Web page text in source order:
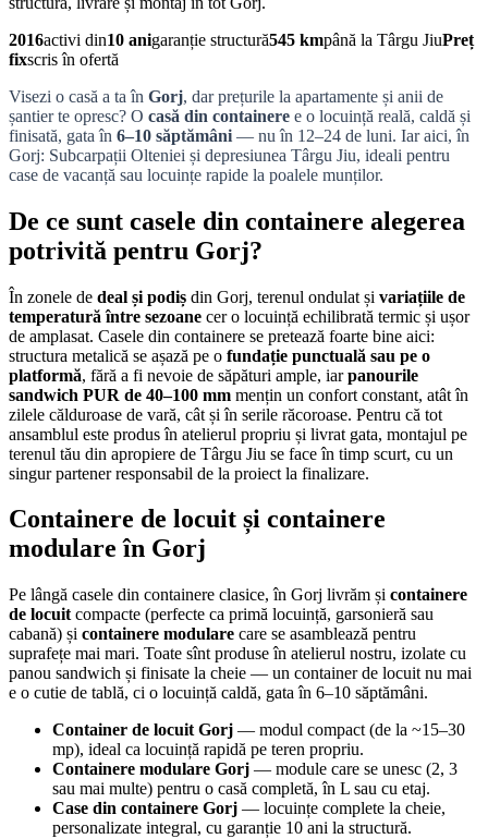
2016activi din10 anigaranție structură545 kmpână la Târgu JiuPreț
fixscris în ofertă
Visezi o casă a ta în Gorj, dar prețurile la apartamente și anii de
șantier te opresc? O casă din containere e o locuință reală, caldă și
finisată, gata în 6–10 săptămâni — nu în 12–24 de luni. Iar aici, în
Gorj: Subcarpații Olteniei și depresiunea Târgu Jiu, ideali pentru
case de vacanță sau locuințe rapide la poalele munților.
De ce sunt casele din containere alegerea
potrivită pentru Gorj?
În zonele de deal și podiș din Gorj, terenul ondulat și variațiile de
temperatură între sezoane cer o locuință echilibrată termic și ușor
de amplasat. Casele din containere se pretează foarte bine aici:
structura metalică se așază pe o fundație punctuală sau pe o
platformă, fără a fi nevoie de săpături ample, iarpanourile
sandwich PUR de 40–100 mm mențin un confort constant, atât în
zilele călduroase de vară, cât și în serile răcoroase. Pentru că tot
ansamblul este produs în atelierul propriu și livrat gata, montajul pe
terenul tău din apropiere de Târgu Jiu se face în timp scurt, cu un
singur partener responsabil de la proiect la finalizare.
Containere de locuit și containere
modulare în Gorj
Pe lângă casele din containere clasice, în Gorj livrăm și containere
de locuit compacte (perfecte ca primă locuință, garsonieră sau
cabană) și containere modulare care se asamblează pentru
suprafețe mai mari. Toate sînt produse în atelierul nostru, izolate cu
panou sandwich și finisate la cheie — un container de locuit nu mai
e o cutie de tablă, ci o locuință caldă, gata în 6–10 săptămâni.
Container de locuit Gorj — modul compact (de la ~15–30
mp), ideal ca locuință rapidă pe teren propriu.
Containere modulare Gorj — module care se unesc (2, 3
sau mai multe) pentru o casă completă, în L sau cu etaj.
Case din containere Gorj — locuințe complete la cheie,
personalizate integral, cu garanție 10 ani la structură.